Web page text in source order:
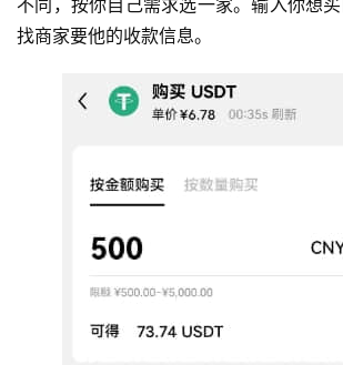
找商家要他的收款信息。